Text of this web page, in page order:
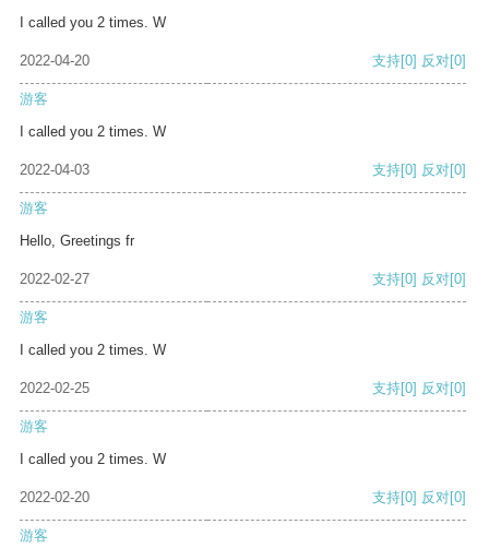
I called you 2 times. W
2022-04-20 支持[0] 反对[0]
游客
I called you 2 times. W
2022-04-03 支持[0] 反对[0]
游客
Hello, Greetings fr
2022-02-27 支持[0] 反对[0]
游客
I called you 2 times. W
2022-02-25 支持[0] 反对[0]
游客
I called you 2 times. W
2022-02-20 支持[0] 反对[0]
游客